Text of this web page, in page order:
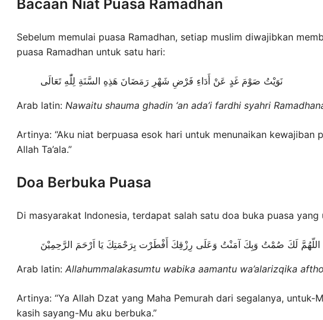
Bacaan Niat Puasa Ramadhan
Sebelum memulai puasa Ramadhan, setiap muslim diwajibkan
puasa Ramadhan untuk satu hari:
نَوَيْتُ صَوْمَ غَدٍ عَنْ أَدَاءِ فَرْضِ شَهْرِ رَمَضَانَ هَذِهِ السَّنَةِ لِلّٰهِ تَعَالَى
Arab latin: Nawaitu shauma ghadin ‘an ada’i fardhi syahri
Artinya: “Aku niat berpuasa esok hari untuk menunaikan kewajiban
Allah Ta’ala.”
Doa Berbuka Puasa
Di masyarakat Indonesia, terdapat salah satu doa buka puasa
اللّهُمَّ لَكَ صُمْتُ وَبِكَ آمَنْتُ وَعَلَى رِزْقِكَ أَفْطَرْت بِرَحْمَتِكَ يَا اَرْحَمَ الرَّحِمِيْنَ
Arab latin: Allahummalakasumtu wabika aamantu wa’alarizqika
Artinya: “Ya Allah Dzat yang Maha Pemurah dari segalanya, untuk-
kasih sayang-Mu aku berbuka.”